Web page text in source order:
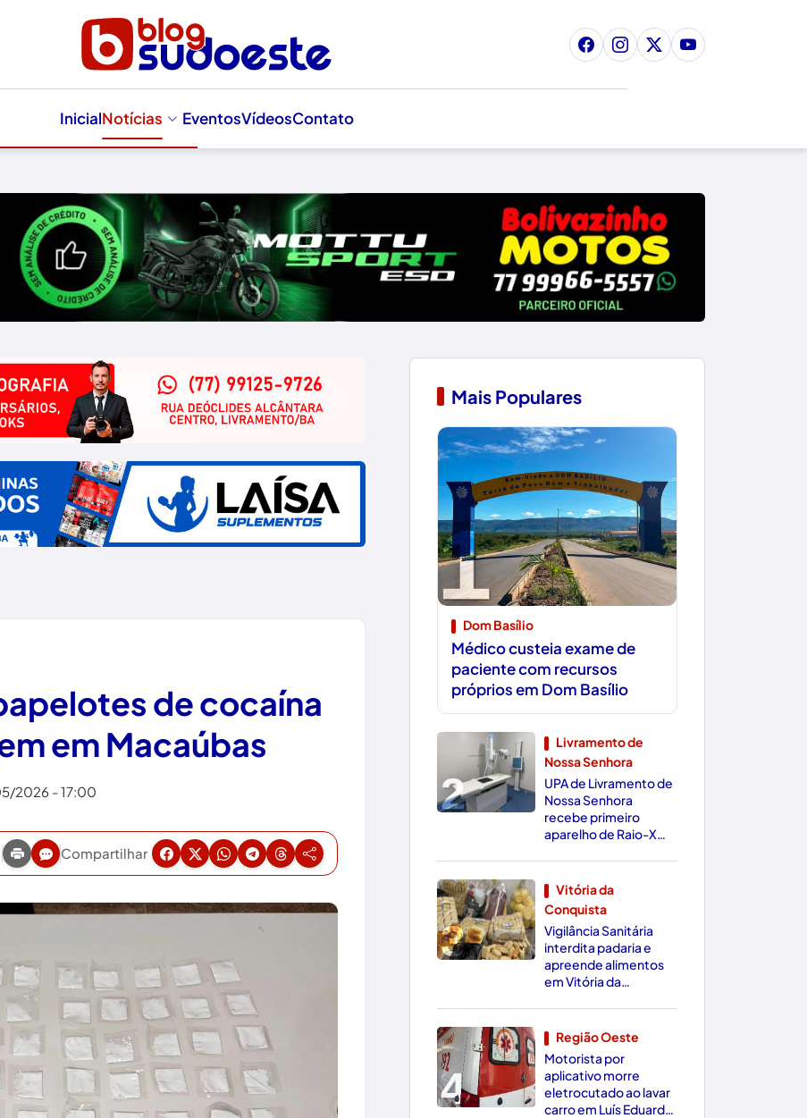
InicialNotícias EventosVídeosContato
de cocaína
em Macaúbas
2026 - 17:00
Compartilhar
Mais Populares
1
Dom Basílio
Médico custeia exame de
paciente com recursos
próprios em Dom Basílio
2
Livramento de
Nossa Senhora
UPA de Livramento de
Nossa Senhora
recebe primeiro
aparelho de Raio-X
3
Vitória da
Conquista
Vigilância Sanitária
interdita padaria e
apreende alimentos
em Vitória da
4
Região Oeste
Motorista por
aplicativo morre
eletrocutado ao lavar
carro em Luís Eduardo